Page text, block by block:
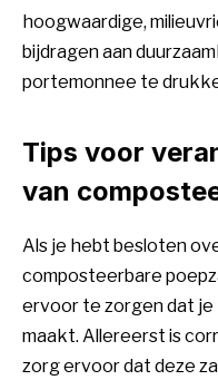
hoogwaardige,
bijdragen aan
portemonnee te
Tips voor
van
Als je hebt besloten
composteerbare
ervoor te zorgen dat je
maakt. Allereerst is
zorg ervoor dat deze